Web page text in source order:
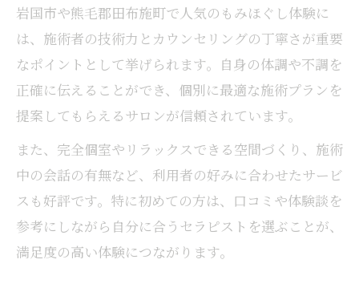
リンパマッサージと併用するもみほぐし術
自分に合うもみほぐしコースの選び方とは
口コミで評判の肩こり向けもみほぐし法
毎日を快適にするもみほぐし活用術
もみほぐし習慣で疲れにくい体づくりを実
現
自宅でできる簡単もみほぐしセルフケア法
もみほぐしを日常に取り入れるコツと工夫
仕事終わりにおすすめのもみほぐし活用法
リラクゼーションと健康維持のもみほぐし
岩国市や熊毛郡田布施町で人気のもみほぐし体験に
は、施術者の技術力とカウンセリングの丁寧さが重要
なポイントとして挙げられます。自身の体調や不調を
正確に伝えることができ、個別に最適な施術プランを
提案してもらえるサロンが信頼されています。
また、完全個室やリラックスできる空間づくり、施術
中の会話の有無など、利用者の好みに合わせたサービ
スも好評です。特に初めての方は、口コミや体験談を
参考にしながら自分に合うセラピストを選ぶことが、
満足度の高い体験につながります。